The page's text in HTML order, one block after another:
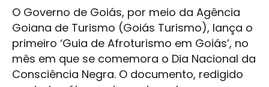
O Governo de Goiás, por meio da Agência
Goiana de Turismo (Goiás Turismo), lança o
primeiro ‘Guia de Afroturismo em Goiás’, no
mês em que se comemora o Dia Nacional da
Consciência Negra. O documento, redigido